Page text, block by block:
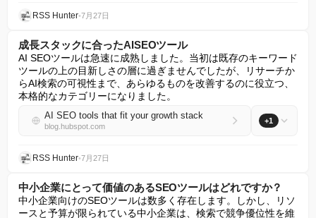
RSS Hunter•7月27日
成長スタックに合ったAISEOツール
AI SEOツールは急速に成熟しました。当初は既存のキーワード
ツールの上の目新しさの層に過ぎませんでしたが、リサーチか
らAI検索の可視性まで、あらゆるものを改善するのに役立つ、
本格的なカテゴリーになりました。
AI SEO tools that fit your growth stack
blog.hubspot.com
+1
RSS Hunter•7月27日
中小企業にとって価値のあるSEOツールはどれですか？
中小企業向けのSEOツールは数多く存在します。しかし、リソ
ースと予算が限られている中小企業は、検索で競争優位性を維